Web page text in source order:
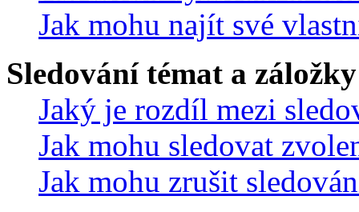
Jak mohu najít své
Sledování témat a záložky
Jaký je rozdíl mezi
Jak mohu sledovat
Jak mohu zrušit